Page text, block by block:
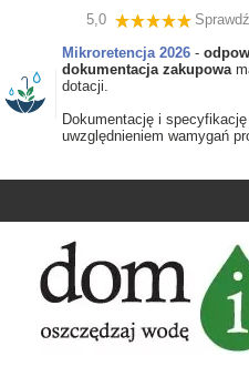
5,0
Mikroretencja 2026 -
dokumentacja zakupowa
dotacji.
Dokumentację i
uwzględnieniem wamygań